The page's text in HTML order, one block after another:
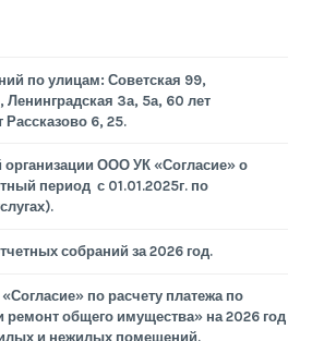
по улицам: Советская 99,
3а, 5а, 60 лет
Рассказово 6, 25.
ООО УК «Согласие» о
период с 01.01.2025г. по
собраний за 2026 год.
по расчету платежа по
ремонт общего имущества» на 2026 год
и нежилых помещений.